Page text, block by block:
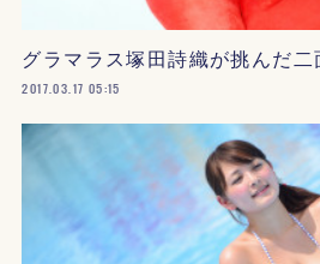
グラマラス塚田詩織が挑んだ二
2017.03.17 05:15